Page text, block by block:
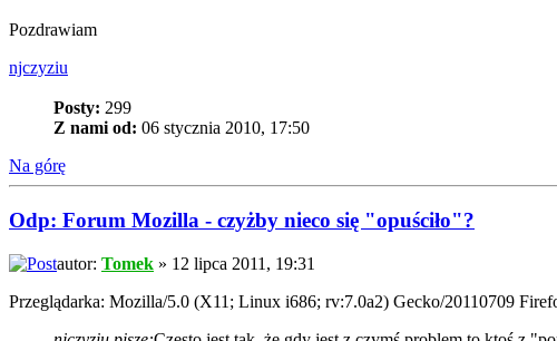
Pozdrawiam
njczyziu
Posty: 299
Z nami od: 06 stycznia 2010, 17:50
Na górę
Odp: Forum Mozilla - czyżby nieco się "opuściło"?
autor: Tomek » 12 lipca 2011, 19:31
Przeglądarka: Mozilla/5.0 (X11; Linux i686; rv:7.0a2) Gecko/20110709